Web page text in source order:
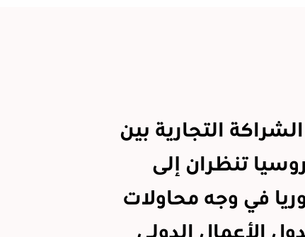
التجارية بين
تنظران إلى
في وجه محاولات